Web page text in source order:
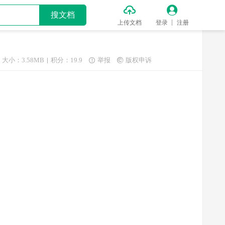
搜文档 
上传文档

登录 注册
大小：3.58MB 积分：19.9  举报  版权申诉